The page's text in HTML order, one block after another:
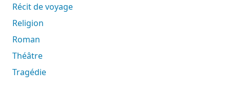
Récit de voyage
Religion
Roman
Théâtre
Tragédie